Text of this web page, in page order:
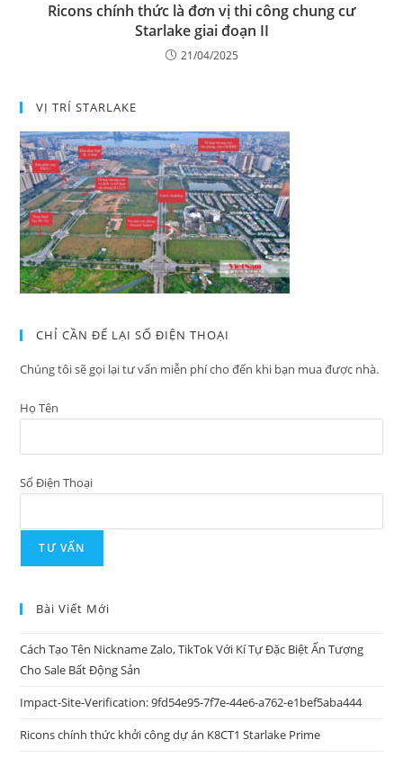
Ricons chính thức là đơn vị thi công chung cư
Starlake giai đoạn II
21/04/2025
VỊ TRÍ STARLAKE
CHỈ CẦN ĐỂ LẠI SỐ ĐIỆN THOẠI
Chúng tôi sẽ gọi lại tư vấn miễn phí cho đến khi bạn mua được nhà.
Họ Tên
Số Điện Thoại
Bài Viết Mới
Cách Tạo Tên Nickname Zalo, TikTok Với Kí Tự Đặc Biệt Ấn Tượng
Cho Sale Bất Động Sản
Impact-Site-Verification: 9fd54e95-7f7e-44e6-a762-e1bef5aba444
Ricons chính thức khởi công dự án K8CT1 Starlake Prime